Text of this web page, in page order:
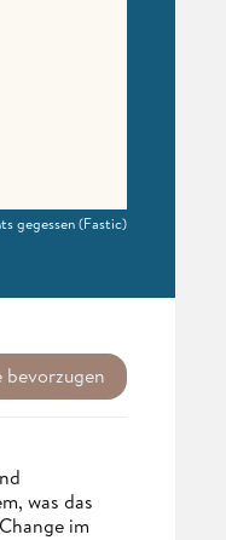
gegessen(Fastic)
was das
im